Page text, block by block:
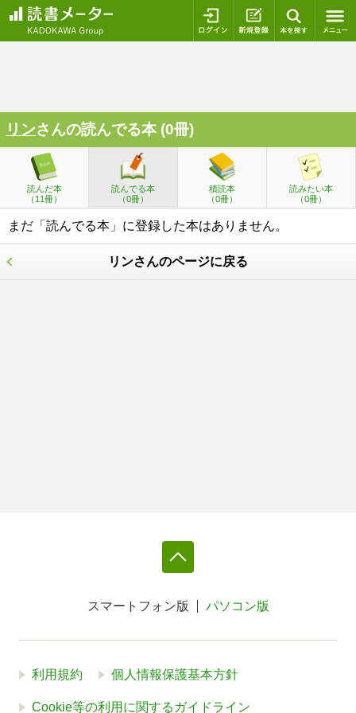
ログイン 新規登録
リンさんの読んでる本 (0冊)
読んだ本
（11冊）
読んでる本
（0冊）
積読本
（0冊）
読みたい本
（0冊）
まだ「読んでる本」に登録した本はありません。
リンさんのページに戻る
スマートフォン版 パソコン版
利用規約 個人情報保護基本方針
Cookie等の利用に関するガイドライン